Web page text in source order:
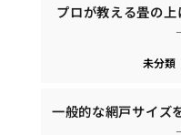
プロが教える畳の
未分類
一般的な網戸サイズ